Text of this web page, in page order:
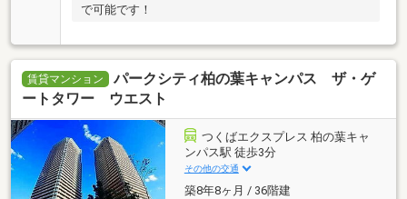
で可能です！
賃貸マンション
パークシティ柏の葉キャンパス ザ・ゲ
ートタワー ウエスト
つくばエクスプレス 柏の葉キャ
ンパス駅 徒歩3分
その他の交通
築8年8ヶ月 / 36階建